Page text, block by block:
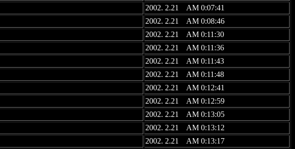
2002. 2.21 AM 0:07:41
2002. 2.21 AM 0:08:46
2002. 2.21 AM 0:11:30
2002. 2.21 AM 0:11:36
2002. 2.21 AM 0:11:43
2002. 2.21 AM 0:11:48
2002. 2.21 AM 0:12:41
2002. 2.21 AM 0:12:59
2002. 2.21 AM 0:13:05
2002. 2.21 AM 0:13:12
2002. 2.21 AM 0:13:17